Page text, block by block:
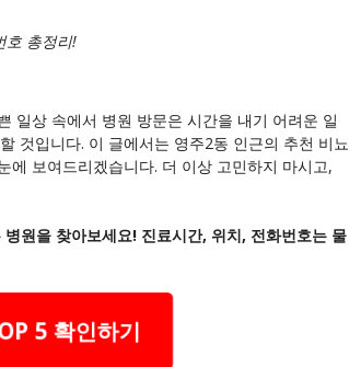
호 총정리!
일상 속에서 병원 방문은 시간을 내기 어려운 일
것입니다. 이 글에서는 영주2동 인근의 추천 비뇨
보여드리겠습니다. 더 이상 고민하지 마시고,
원을 찾아보세요! 진료시간, 위치, 전화번호는 물
5 확인하기